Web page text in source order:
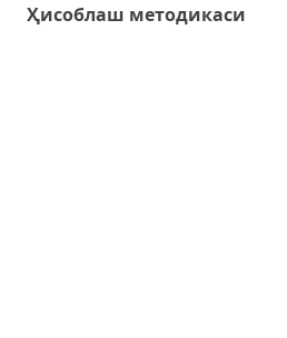
Ҳисоблаш методикаси